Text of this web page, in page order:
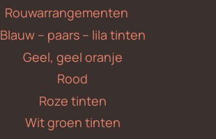
Rouwarrangementen
Blauw – paars – lila tinten
Geel, geel oranje
Rood
Roze tinten
Wit groen tinten